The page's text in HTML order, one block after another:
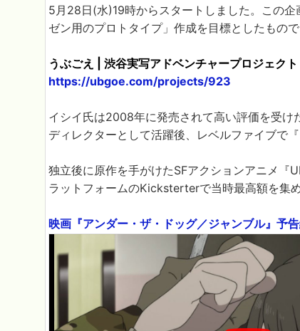
5月28日(水)19時からスタートしました。この
ゼン用のプロトタイプ」作成を目標としたもの
うぶごえ | 渋谷実写アドベンチャープロジェク
https://ubgoe.com/projects/923
イシイ氏は2008年に発売されて高い評価を受け
ディレクターとして活躍後、レベルファイブで『
独立後に原作を手がけたSFアクションアニメ『
ラットフォームのKicksterterで当時最高額を集
映画『アンダー・ザ・ドッグ／ジャンブル』予